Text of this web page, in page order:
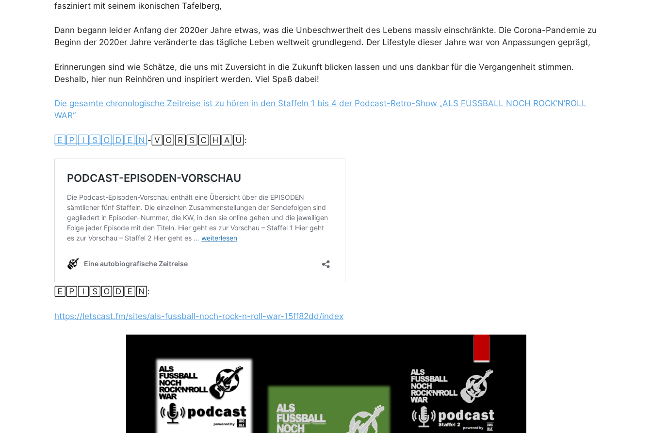
fasziniert mit seinem ikonischen Tafelberg,
Dann begann leider Anfang der 2020er Jahre etwas, was die Unbeschwertheit des Lebens massiv einschränkte. Die Corona-Pandemie zu
Beginn der 2020er Jahre veränderte das tägliche Leben weltweit grundlegend. Der Lifestyle dieser Jahre war von Anpassungen geprägt,
Erinnerungen sind wie Schätze, die uns mit Zuversicht in die Zukunft blicken lassen und uns dankbar für die Vergangenheit stimmen.
Deshalb, hier nun Reinhören und inspiriert werden. Viel Spaß dabei!
Die gesamte chronologische Zeitreise ist zu hören in den Staffeln 1 bis 4 der Podcast-Retro-Show „ALS FUSSBALL NOCH ROCK’N’ROLL
WAR“
🄴🄿🄸🅂🄾🄳🄴🄽 -🅅🄾🅁🅂🄲🄷🄰🅄:
🄴🄿🄸🅂🄾🄳🄴🄽:
https://letscast.fm/sites/als-fussball-noch-rock-n-roll-war-15ff82dd/index